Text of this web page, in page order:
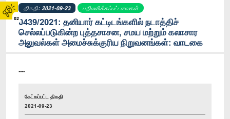
02
திகதி: 2021-09-23 பதிலளிக்கப்பட்டவைகள்
0439/2021: தனியார் கட்டிடங்களில் நடாத்திச்
செல்லப்படுகின்ற புத்தசாசன, சமய மற்றும் கலாசார
அலுவல்கள் அமைச்சுக்குரிய நிறுவனங்கள்: வாடகை
----
கேட்கப்பட்ட திகதி
2021-09-23